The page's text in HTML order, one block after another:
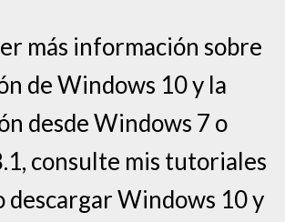
más información sobre
de Windows 10 y la
desde Windows 7 o
consulte mis tutoriales
descargar Windows 10 y